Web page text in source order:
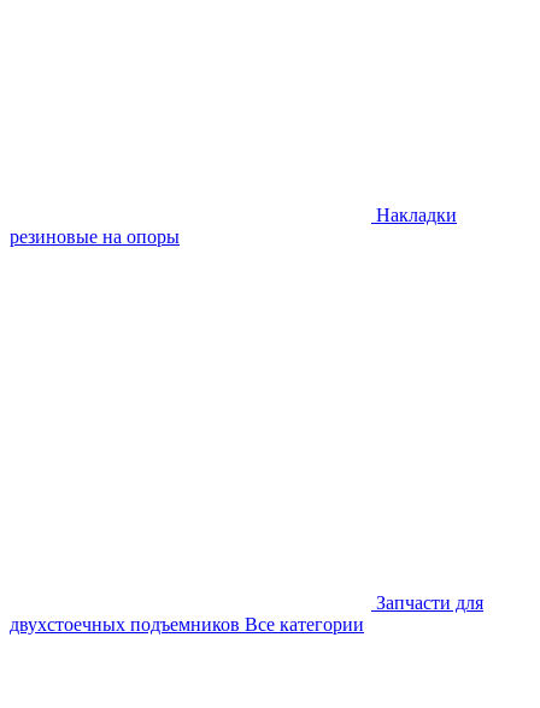
Накладки
резиновые на опоры
Запчасти для
двухстоечных подъемников Все категории